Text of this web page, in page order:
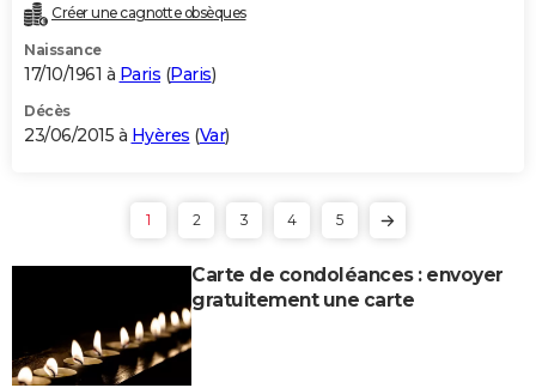
Créer une cagnotte obsèques
Naissance
17/10/1961 à Paris (Paris)
Décès
23/06/2015 à Hyères (Var)
1 2 3 4 5
Carte de condoléances : envoyer
gratuitement une carte